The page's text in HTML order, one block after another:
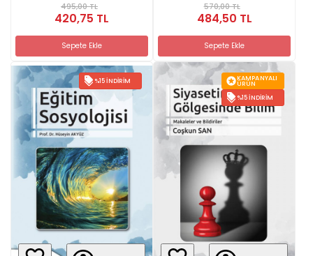
495,00 TL
420,75 TL
Sepete Ekle
570,00 TL
484,50 TL
Sepete Ekle
%15 İNDIRIM KAMPANYALI
ÜRÜN
%15 İNDIRIM